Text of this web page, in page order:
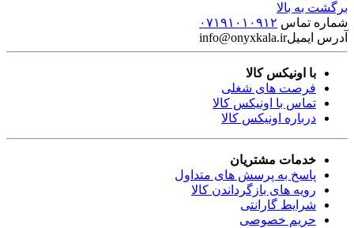
برگشت به بالا
شماره تماس ۰۷۱۹۱۰۱۰۹۱۲
آدرس ایمیلinfo@onyxkala.ir
با اونیکس کالا
فرصت های شغلی
تماس با اونیکس کالا
درباره اونیکس کالا
خدمات مشتریان
پاسخ به پرسش های متداول
رویه های بازگرداندن کالا
شرایط گارانتی
حریم خصوصی